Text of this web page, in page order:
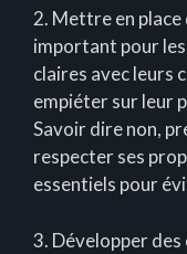
2. Mettre en place
important pour
claires avec leurs
empiéter sur leur
Savoir dire non,
respecter ses
essentiels pour
3. Développer